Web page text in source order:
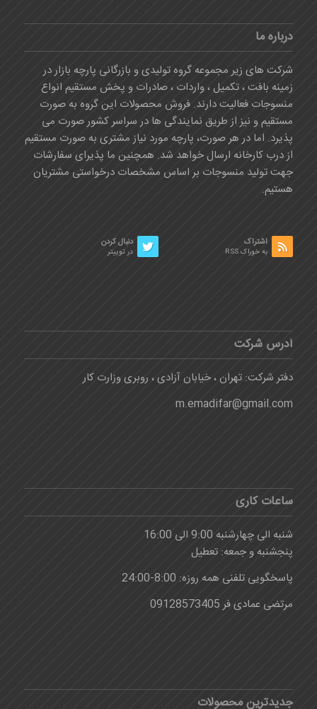
درباره ما
شرکت های زیر مجموعه گروه تولیدی و بازرگانی پارچه بازار در
زمینه بافت ، تکمیل ، واردات ، صادرات و پخش مستقیم انواع
منسوجات فعالیت دارند. فروش محصولات این گروه به صورت
مستقیم و نیز از طریق نمایندگی ها در سراسر کشور صورت می
پذیرد. اما در هر صورت، پارچه مورد نیاز مشتری به صورت مستقیم
از درب کارخانه ارسال خواهد شد. همچنین ما پذیرای سفارشات
جهت تولید منسوجات بر اساس مشخصات درخواستی مشتریان
هستیم.
دنبال کردن
در توییتر
اشتراک
به خوراک RSS
آدرس شرکت
دفتر شرکت: تهران ، خیابان آزادی ، روبری وزارت کار
m.emadifar@gmail.com
ساعات کاری
شنبه الی چهارشنبه 9:00 الی 16:00
پنجشنبه و جمعه: تعطیل
پاسخگویی تلفنی همه روزه: 8:00-24:00
مرتضی عمادی فر 09128573405
جدیدترین محصولات